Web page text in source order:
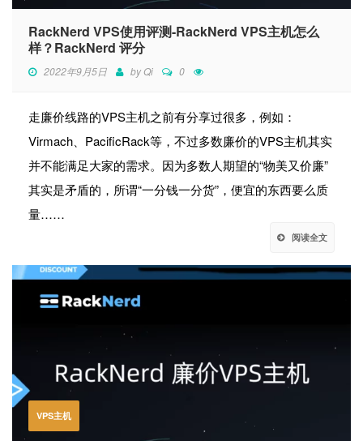
RackNerd VPS使用评测-RackNerd VPS主机怎么
样？RackNerd 评分
2022年9月5日 byQi 0
走廉价线路的VPS主机之前有分享过很多，例如：
Virmach、PacificRack等，不过多数廉价的VPS主机其实
并不能满足大家的需求。因为多数人期望的“物美又价廉”
其实是矛盾的，所谓“一分钱一分货”，便宜的东西要么质
量……
阅读全文
VPS主机